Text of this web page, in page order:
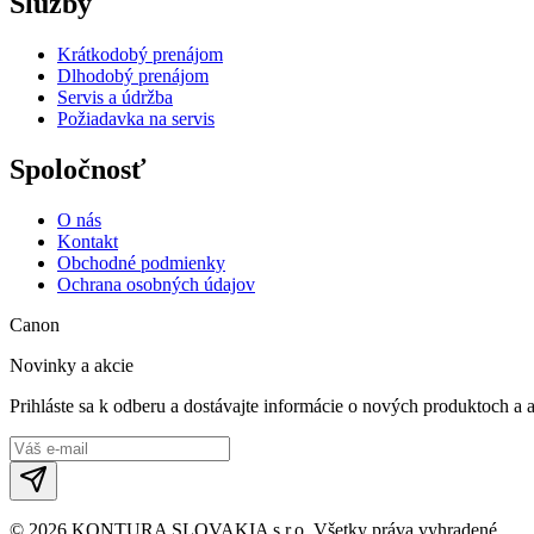
Krátkodobý prenájom
Dlhodobý prenájom
Servis a údržba
Požiadavka na servis
Spoločnosť
O nás
Kontakt
Obchodné podmienky
Ochrana osobných údajov
Canon
Novinky a akcie
Prihláste sa k odberu a dostávajte informácie o nových produktoch a